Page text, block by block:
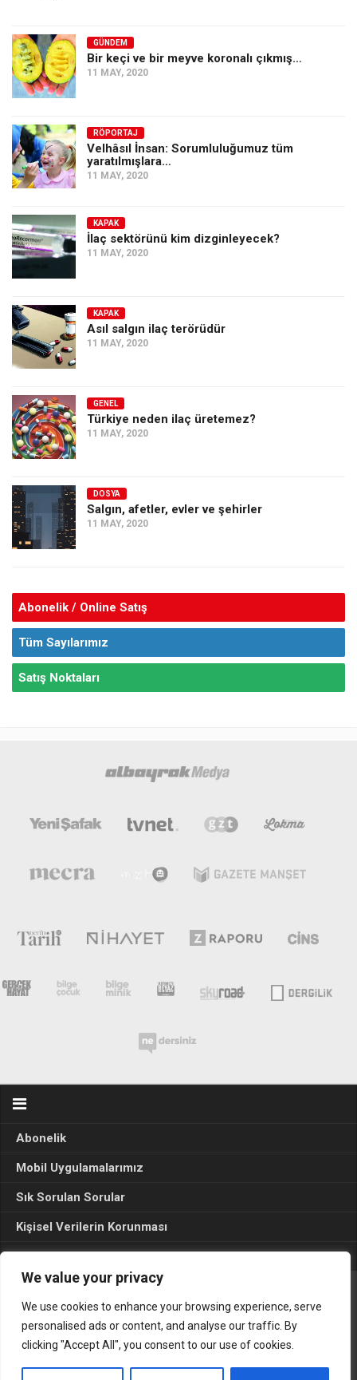
We value your privacy
We use cookies to enhance your browsing experience, serve
personalised ads or content, and analyse our traffic. By
clicking "Accept All", you consent to our use of cookies.
GÜNDEM
Bir keçi ve bir meyve koronalı çıkmış…
11 MAY, 2020
RÖPORTAJ
Velhâsıl İnsan: Sorumluluğumuz tüm
yaratılmışlara…
11 MAY, 2020
KAPAK
İlaç sektörünü kim dizginleyecek?
11 MAY, 2020
KAPAK
Asıl salgın ilaç terörüdür
11 MAY, 2020
GENEL
Türkiye neden ilaç üretemez?
11 MAY, 2020
DOSYA
Salgın, afetler, evler ve şehirler
11 MAY, 2020
Abonelik / Online Satış
Tüm Sayılarımız
Satış Noktaları
Abonelik
Mobil Uygulamalarımız
Sık Sorulan Sorular
Kişisel Verilerin Korunması
Seçim Sonuçları 2024
Gerçek Hayat © 2015. Her hakkı sakldır.